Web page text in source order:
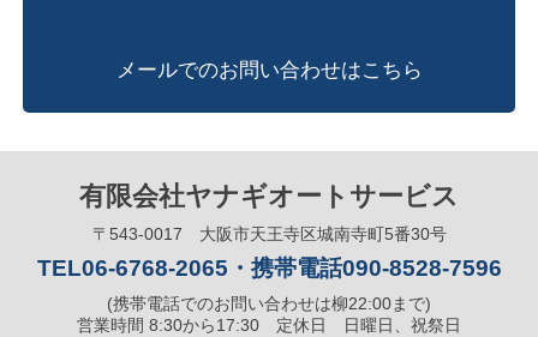
メールでのお問い合わせはこちら
有限会社ヤナギオートサービス
〒543-0017 大阪市天王寺区城南寺町5番30号
TEL06-6768-2065 ・ 携帯電話090-8528-7596
(携帯電話でのお問い合わせは柳22:00まで)
営業時間 8:30から17:30 定休日 日曜日、祝祭日